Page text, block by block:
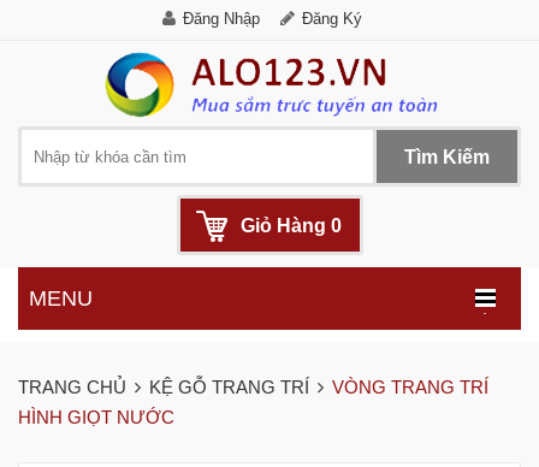
Đăng Nhập Đăng Ký
Tìm Kiếm
Giỏ Hàng 0
.
MENU
TRANG CHỦ KỆ GỖ TRANG TRÍ
VÒNG TRANG TRÍ
HÌNH GIỌT NƯỚC